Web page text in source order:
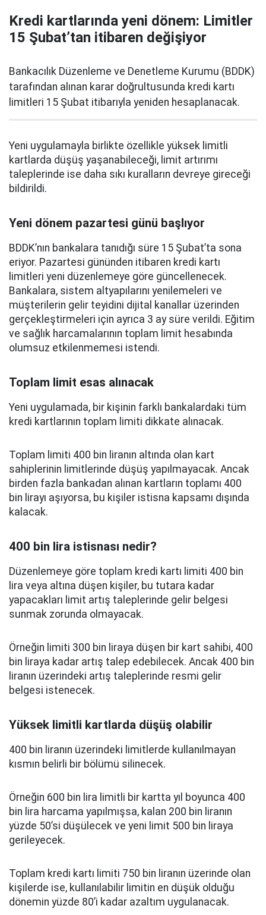
Kredi kartlarında yeni dönem: Limitler
15 Şubat’tan itibaren değişiyor
Bankacılık Düzenleme ve Denetleme Kurumu (BDDK)
tarafından alınan karar doğrultusunda kredi kartı
limitleri 15 Şubat itibarıyla yeniden hesaplanacak.
Yeni uygulamayla birlikte özellikle yüksek limitli
kartlarda düşüş yaşanabileceği, limit artırımı
taleplerinde ise daha sıkı kuralların devreye gireceği
bildirildi.
Yeni dönem pazartesi günü başlıyor
BDDK’nın bankalara tanıdığı süre 15 Şubat’ta sona
eriyor. Pazartesi gününden itibaren kredi kartı
limitleri yeni düzenlemeye göre güncellenecek.
Bankalara, sistem altyapılarını yenilemeleri ve
müşterilerin gelir teyidini dijital kanallar üzerinden
gerçekleştirmeleri için ayrıca 3 ay süre verildi. Eğitim
ve sağlık harcamalarının toplam limit hesabında
olumsuz etkilenmemesi istendi.
Toplam limit esas alınacak
Yeni uygulamada, bir kişinin farklı bankalardaki tüm
kredi kartlarının toplam limiti dikkate alınacak.
Toplam limiti 400 bin liranın altında olan kart
sahiplerinin limitlerinde düşüş yapılmayacak. Ancak
birden fazla bankadan alınan kartların toplamı 400
bin lirayı aşıyorsa, bu kişiler istisna kapsamı dışında
kalacak.
400 bin lira istisnası nedir?
Düzenlemeye göre toplam kredi kartı limiti 400 bin
lira veya altına düşen kişiler, bu tutara kadar
yapacakları limit artış taleplerinde gelir belgesi
sunmak zorunda olmayacak.
Örneğin limiti 300 bin liraya düşen bir kart sahibi, 400
bin liraya kadar artış talep edebilecek. Ancak 400 bin
liranın üzerindeki artış taleplerinde resmi gelir
belgesi istenecek.
Yüksek limitli kartlarda düşüş olabilir
400 bin liranın üzerindeki limitlerde kullanılmayan
kısmın belirli bir bölümü silinecek.
Örneğin 600 bin lira limitli bir kartta yıl boyunca 400
bin lira harcama yapılmışsa, kalan 200 bin liranın
yüzde 50’si düşülecek ve yeni limit 500 bin liraya
gerileyecek.
Toplam kredi kartı limiti 750 bin liranın üzerinde olan
kişilerde ise, kullanılabilir limitin en düşük olduğu
dönemin yüzde 80’i kadar azaltım uygulanacak.